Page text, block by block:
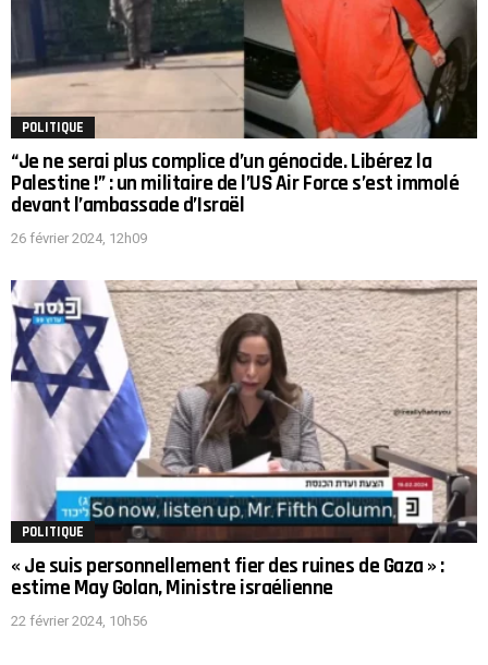
POLITIQUE
“Je ne serai plus complice d’un génocide. Libérez la
Palestine !” : un militaire de l’US Air Force s’est immolé
devant l’ambassade d’Israël
26 février 2024, 12h09
POLITIQUE
« Je suis personnellement fier des ruines de Gaza » :
estime May Golan, Ministre israélienne
22 février 2024, 10h56